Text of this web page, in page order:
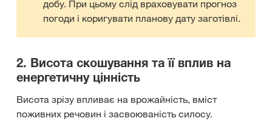
добу. При цьому слід враховувати прогноз
погоди і коригувати планову дату заготівлі.
2. Висота скошування та її вплив на
енергетичну цінність
Висота зрізу впливає на врожайність, вміст
поживних речовин і засвоюваність силосу.